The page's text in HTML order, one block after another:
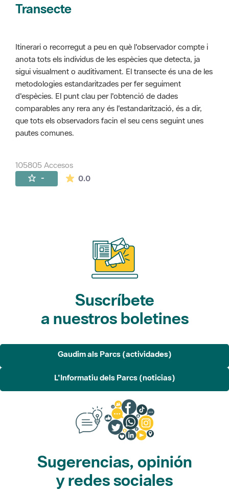
Transecte
Itinerari o recorregut a peu en què l'observador compte i
anota tots els individus de les espècies que detecta, ja
sigui visualment o auditivament. El transecte és una de les
metodologies estandaritzades per fer seguiment
d'espècies. El punt clau per l'obtenció de dades
comparables any rera any és l'estandarització, és a dir,
que tots els observadors facin el seu cens seguint unes
pautes comunes.
105805 Accesos
- 0.0La valoración media es de 0 estrellas de
Suscríbete
a nuestros boletines
Gaudim als Parcs (actividades)
L'Informatiu dels Parcs (noticias)
Sugerencias, opinión
y redes sociales